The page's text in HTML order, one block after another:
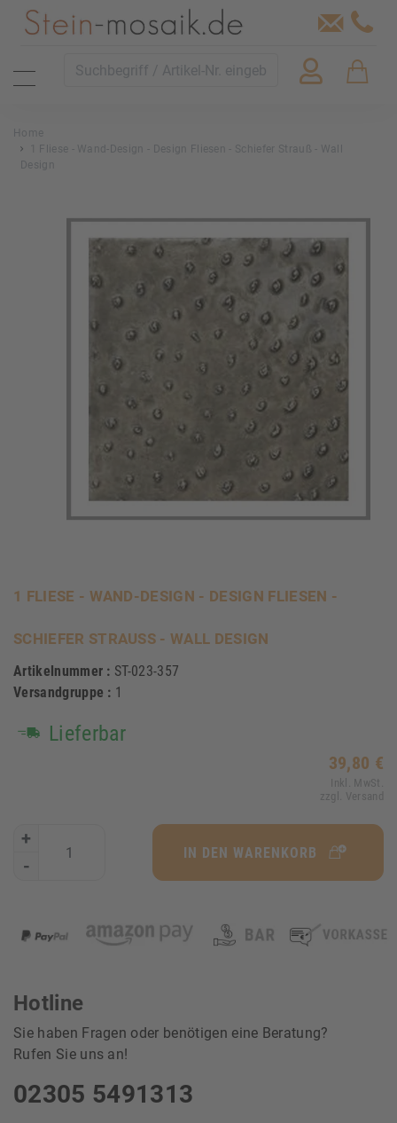
Home
1 Fliese - Wand-Design - Design Fliesen - Schiefer Strauß - Wall
Design
1 FLIESE - WAND-DESIGN - DESIGN FLIESEN -
SCHIEFER STRAUSS - WALL DESIGN
Artikelnummer : ST-023-357
Versandgruppe : 1
Lieferbar
39,80 €
Inkl. MwSt.
zzgl. Versand
+
-
IN DEN WARENKORB
Hotline
Sie haben Fragen oder benötigen eine Beratung?
Rufen Sie uns an!
02305 5491313